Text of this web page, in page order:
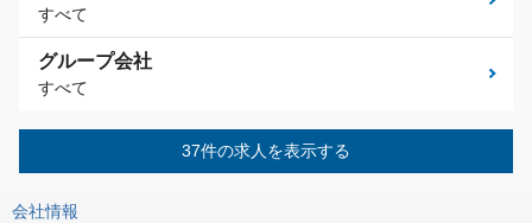
すべて
グループ会社
すべて
37件の求人を表示する
会社情報